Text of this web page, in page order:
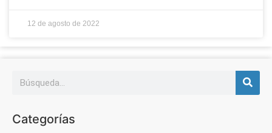
12 de agosto de 2022
Categorías